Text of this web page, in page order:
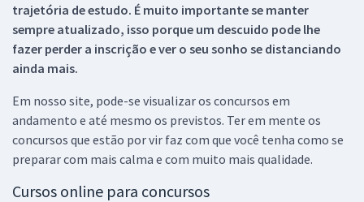
trajetória de estudo. É muito importante se manter
sempre atualizado, isso porque um descuido pode lhe
fazer perder a inscrição e ver o seu sonho se distanciando
ainda mais.
Em nosso site, pode-se visualizar os concursos em
andamento e até mesmo os previstos. Ter em mente os
concursos que estão por vir faz com que você tenha como se
preparar com mais calma e com muito mais qualidade.
Cursos online para concursos